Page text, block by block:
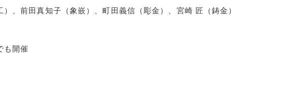
）、前田真知子（象嵌）、町田義信（彫金）、宮崎 匠（鋳金）
も開催